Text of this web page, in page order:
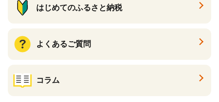
はじめてのふるさと納税
よくあるご質問
コラム